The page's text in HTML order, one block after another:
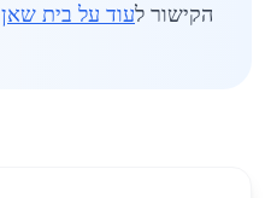
הקישור לעוד על בית שאן